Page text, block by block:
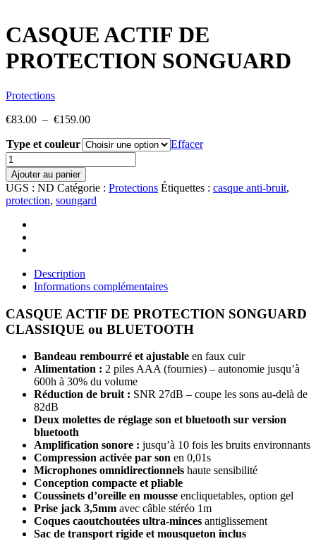
CASQUE ACTIF DE
PROTECTION SONGUARD
Protections
€83.00 – €159.00Plage
prix :
€83.00
à
€159.00
Type et couleur
Effacer
quantité
de
CASQUE
ACTIF
DE
PROTECTION
SONGUARD
Ajouter au panier
UGS : ND Catégorie : Protections Étiquettes : casque anti-bruit,
protection, soungard
Description
Informations complémentaires
CASQUE ACTIF DE PROTECTION SONGUARD
CLASSIQUE ou BLUETOOTH
Bandeau rembourré et ajustable en faux cuir
Alimentation : 2 piles AAA (fournies) – autonomie jusqu’à
600h à 30% du volume
Réduction de bruit : SNR 27dB – coupe les sons au-delà de
82dB
Deux molettes de réglage son et bluetooth sur version
bluetooth
Amplification sonore : jusqu’à 10 fois les bruits environnants
Compression activée par son en 0,01s
Microphones omnidirectionnels haute sensibilité
Conception compacte et pliable
Coussinets d’oreille en mousse encliquetables, option gel
Prise jack 3,5mm avec câble stéréo 1m
Coques caoutchoutées ultra-minces antiglissement
Sac de transport rigide et mousqueton inclus